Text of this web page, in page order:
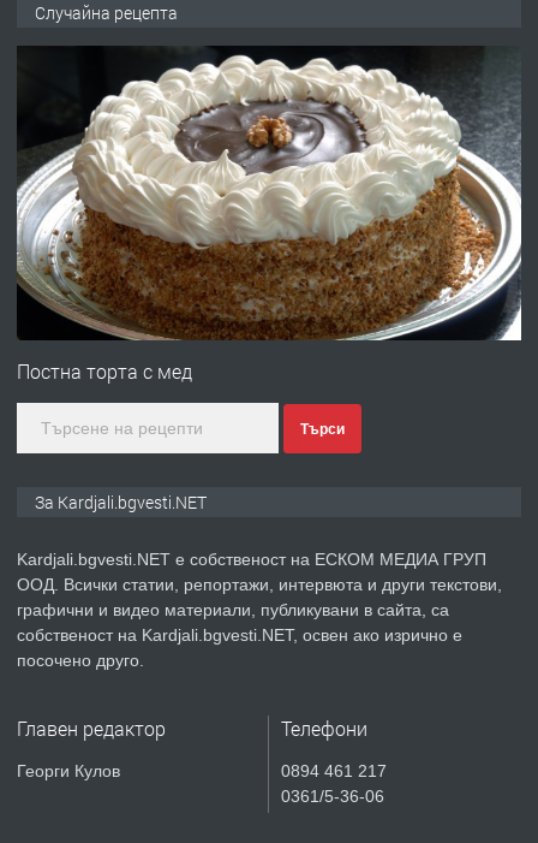
преди 7 месеца
ПРЕДЛАГА
Гараж под наем в супер център
Кърджали
преди 10 месеца
ПРЕДЛАГА
№3972 Парцел в регулация на брега
село Гняздово.
Курс
„Електротехник”/”Електромонтьор”
обучение
преди 1 година
ПРЕДЛАГА
Курсове-
**Прекрасен имот за продажба в
Случайна рецепта
Постна торта с мед
Търси
За Kardjali.bgvesti.NET
Kardjali.bgvesti.NET е собственост на ЕСКОМ МЕДИА ГРУП
ООД. Всички статии, репортажи, интервюта и други текстови,
графични и видео материали, публикувани в сайта, са
собственост на Kardjali.bgvesti.NET, освен ако изрично е
посочено друго.
Главен редактор
Георги Кулов
Телефони
0894 461 217
0361/5-36-06